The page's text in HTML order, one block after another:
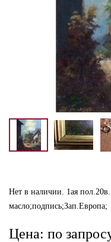
Нет в наличии. 1ая
масло;подпись;Зап.Европа;
Цена: по